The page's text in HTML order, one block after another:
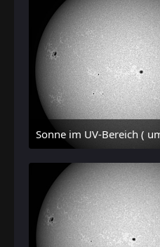
31. Juli 2026 um 20:03